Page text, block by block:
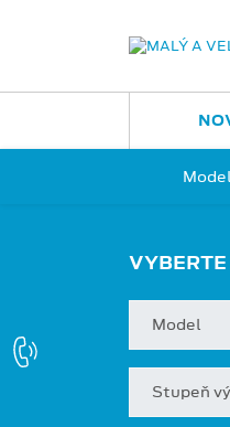
Model
Stupeň